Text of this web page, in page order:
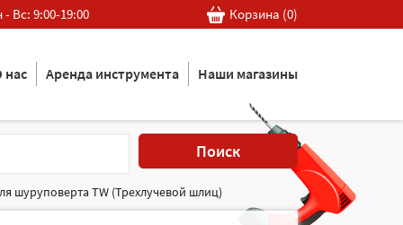
Вс: 9:00-19:00 Корзина (0)
нас Аренда инструмента Наши магазины
Поиск
шуруповерта TW (Трехлучевой шлиц)